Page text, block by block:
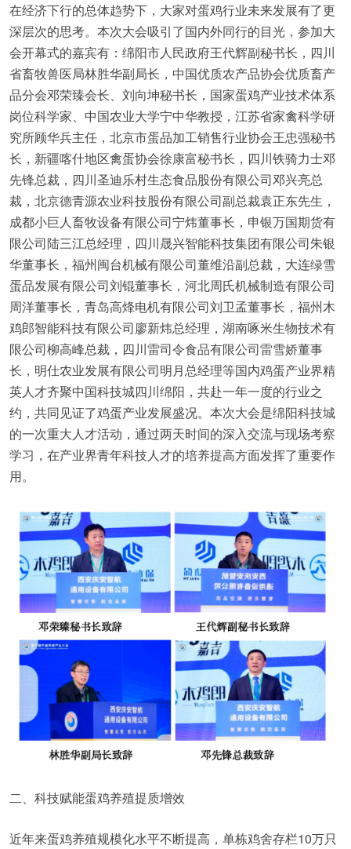
在经济下行的总体趋势下，大家对蛋鸡行业未来发展有了更
深层次的思考。本次大会吸引了国内外同行的目光，参加大
会开幕式的嘉宾有：绵阳市人民政府王代辉副秘书长，四川
省畜牧兽医局林胜华副局长，中国优质农产品协会优质畜产
品分会邓荣臻会长、刘向坤秘书长，国家蛋鸡产业技术体系
岗位科学家、中国农业大学宁中华教授，江苏省家禽科学研
究所顾华兵主任，北京市蛋品加工销售行业协会王忠强秘书
长，新疆喀什地区禽蛋协会徐康富秘书长，四川铁骑力士邓
先锋总裁，四川圣迪乐村生态食品股份有限公司邓兴亮总
裁，北京德青源农业科技股份有限公司副总裁袁正东先生，
成都小巨人畜牧设备有限公司宁炜董事长，申银万国期货有
限公司陆三江总经理，四川晟兴智能科技集团有限公司朱银
华董事长，福州闽台机械有限公司董维沿副总裁，大连绿雪
蛋品发展有限公司刘锟董事长，河北周氏机械制造有限公司
周洋董事长，青岛高烽电机有限公司刘卫孟董事长，福州木
鸡郎智能科技有限公司廖新炜总经理，湖南啄米生物技术有
限公司柳高峰总裁，四川雷司令食品有限公司雷雪娇董事
长，明仕农业发展有限公司明月总经理等国内鸡蛋产业界精
英人才齐聚中国科技城四川绵阳，共赴一年一度的行业之
约，共同见证了鸡蛋产业发展盛况。本次大会是绵阳科技城
的一次重大人才活动，通过两天时间的深入交流与现场考察
学习，在产业界青年科技人才的培养提高方面发挥了重要作
用。
二、科技赋能蛋鸡养殖提质增效
近年来蛋鸡养殖规模化水平不断提高，单栋鸡舍存栏10万只